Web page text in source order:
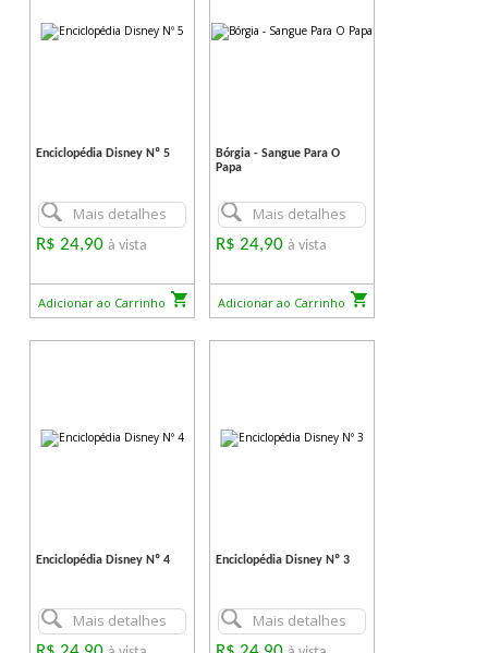
Enciclopédia Disney Nº 5
Mais detalhes
R$ 24,90à vista
Adicionar ao Carrinho
Bórgia - Sangue Para O
Papa
Mais detalhes
R$ 24,90à vista
Adicionar ao Carrinho
Enciclopédia Disney Nº 4
Mais detalhes
Enciclopédia Disney Nº 3
Mais detalhes